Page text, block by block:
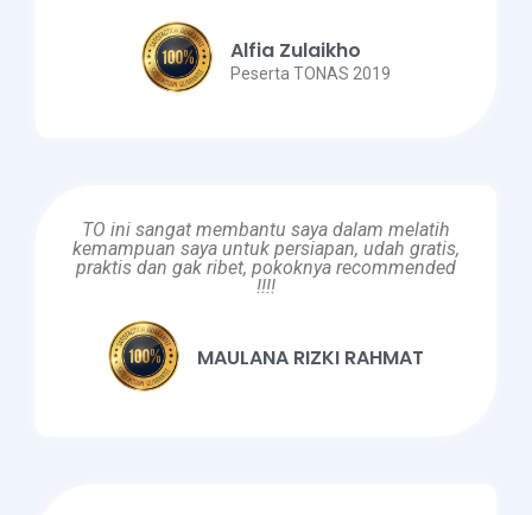
Alfia Zulaikho
Peserta TONAS 2019
TO ini sangat membantu saya dalam melatih
kemampuan saya untuk persiapan, udah gratis,
praktis dan gak ribet, pokoknya recommended
!!!!
MAULANA RIZKI RAHMAT